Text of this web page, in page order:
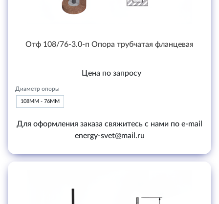
Отф 108/76-3.0-п Опора трубчатая фланцевая
Цена по запросу
Диаметр опоры
108ММ - 76ММ
Для оформления заказа свяжитесь с нами по e-mail
energy-svet@mail.ru